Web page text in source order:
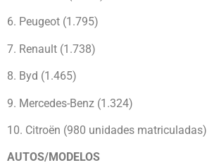
6. Peugeot (1.795)
7. Renault (1.738)
8. Byd (1.465)
9. Mercedes-Benz (1.324)
10. Citroën (980 unidades matriculadas)
AUTOS/MODELOS